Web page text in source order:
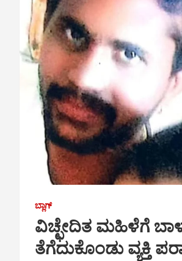
ಬ್ಲಾಗ್
ವಿಚ್ಛೇದಿತ ಮಹಿಳೆಗೆ
ತೆಗೆದುಕೊಂಡು ವ್ಯಕ್ತಿ